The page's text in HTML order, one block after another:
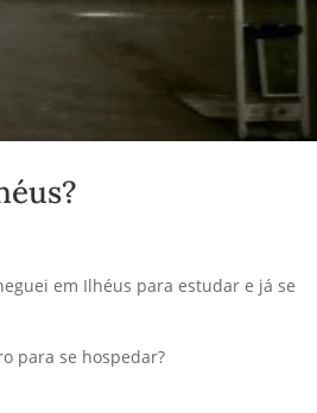
em Ilhéus para estudar e já se
para se hospedar?